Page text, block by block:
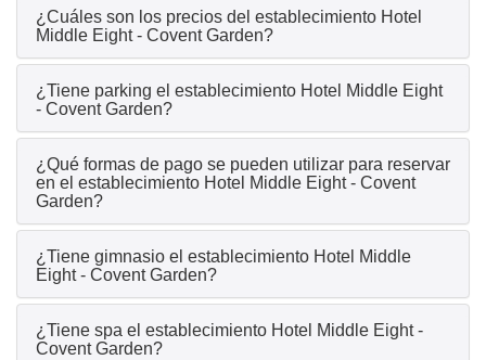
¿Cuáles son los precios del establecimiento Hotel
Middle Eight - Covent Garden?
¿Tiene parking el establecimiento Hotel Middle Eight
- Covent Garden?
¿Qué formas de pago se pueden utilizar para reservar
en el establecimiento Hotel Middle Eight - Covent
Garden?
¿Tiene gimnasio el establecimiento Hotel Middle
Eight - Covent Garden?
¿Tiene spa el establecimiento Hotel Middle Eight -
Covent Garden?